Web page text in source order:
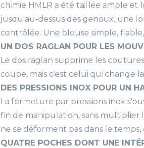
chimie HMLR a été taillée ample
jusqu'au-dessus des genoux, une
contrôlée. Une blouse simple, fiable,
UN DOS RAGLAN POUR LES
Le dos raglan supprime les
coupe, mais c'est celui qui change
DES PRESSIONS INOX POUR UN
La fermeture par pressions inox
fin de manipulation, sans multiplier
ne se déforment pas dans le
QUATRE POCHES DONT UNE